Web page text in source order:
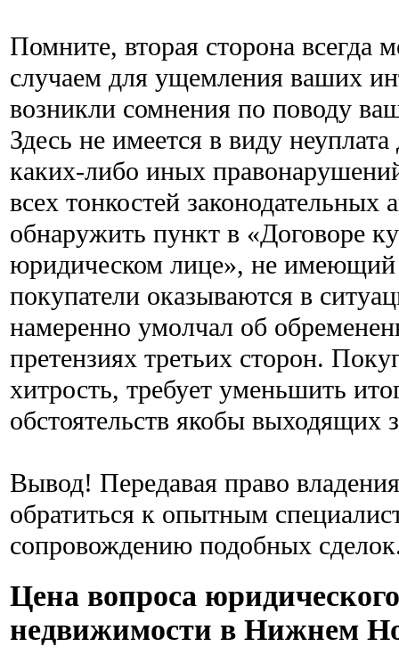
Помните, вторая сторона всегда
случаем для ущемления ваших
возникли сомнения по поводу
Здесь не имеется в виду
каких-либо иных
всех тонкостей законодательных
обнаружить пункт в «Договоре
юридическом лице», не имеющий
покупатели оказываются в
намеренно умолчал об
претензиях третьих сторон.
хитрость, требует уменьшить
обстоятельств якобы выходящих
Вывод! Передавая право
обратиться к опытным
сопровождению подобных
Цена вопроса
недвижимости в Нижнем